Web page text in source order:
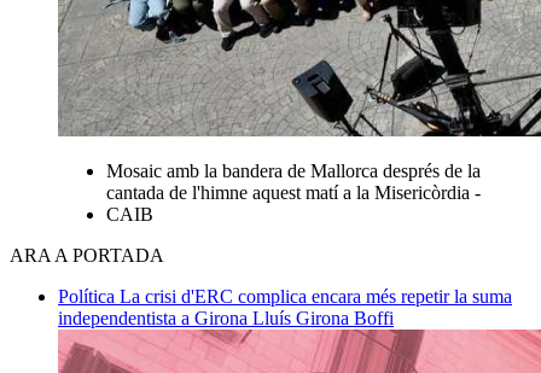
Mosaic amb la bandera de Mallorca després de la
cantada de l'himne aquest matí a la Misericòrdia -
CAIB
ARA A PORTADA
Política La crisi d'ERC complica encara més repetir la suma
independentista a Girona Lluís Girona Boffi